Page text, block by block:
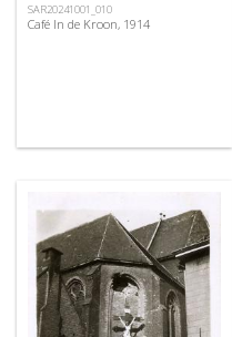
SAR20241001_010
Café In de Kroon, 1914